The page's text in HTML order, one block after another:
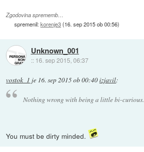
Zgodovina sprememb…
spremenil:korenje3(16. sep 2015 ob 00:56)
Unknown_001
:: 16. sep 2015, 06:37
vostok_1 je 16. sep 2015 ob 00:40izjavil:
Nothing wrong with being a little bi-curious.
You must be dirty minded.